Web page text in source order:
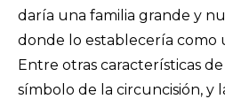
daría una familia grande y
donde lo establecería como
Entre otras características
símbolo de la circuncisión, y